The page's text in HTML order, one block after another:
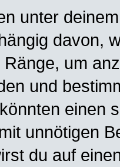
unter
davon,
um
und
einen
unnötigen
du auf